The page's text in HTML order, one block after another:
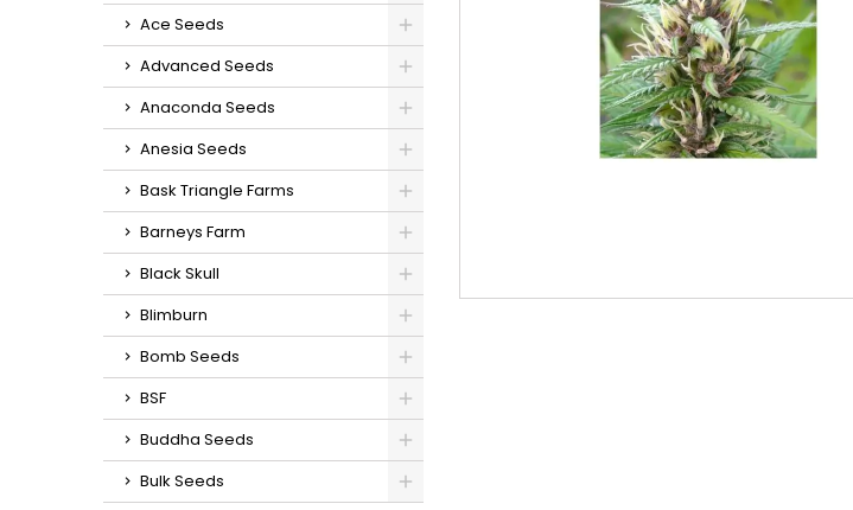
Ace Seeds
Advanced Seeds
Anaconda Seeds
Anesia Seeds
Bask Triangle Farms
Barneys Farm
Black Skull
Blimburn
Bomb Seeds
BSF
Buddha Seeds
Bulk Seeds